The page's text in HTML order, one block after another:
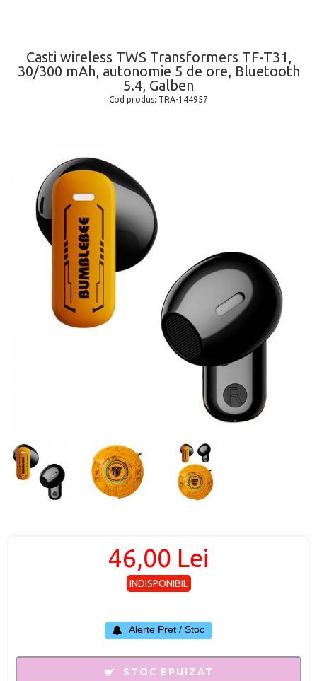
Casti wireless TWS Transformers TF-T31,
30/300 mAh, autonomie 5 de ore, Bluetooth
5.4, Galben
Cod produs: TRA-144957
46,00 Lei
INDISPONIBIL
Alerte Preț / Stoc
STOC EPUIZAT